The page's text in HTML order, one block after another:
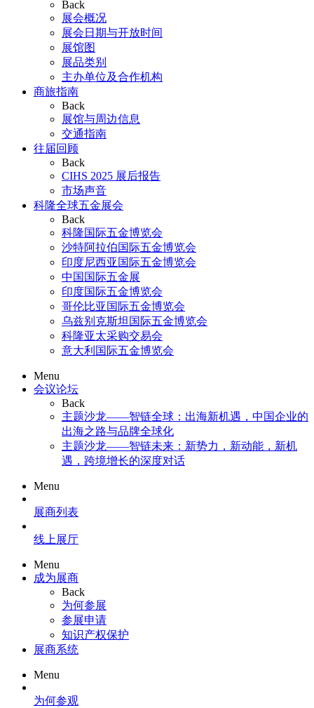
Back
展会概况
展会日期与开放时间
展馆图
展品类别
主办单位及合作机构
商旅指南
Back
展馆与周边信息
交通指南
往届回顾
Back
CIHS 2025 展后报告
市场声音
科隆全球五金展会
Back
科隆国际五金博览会
沙特阿拉伯国际五金博览会
印度尼西亚国际五金博览会
中国国际五金展
印度国际五金博览会
哥伦比亚国际五金博览会
乌兹别克斯坦国际五金博览会
科隆亚太采购交易会
意大利国际五金博览会
Menu
会议论坛
Back
主题沙龙——智链全球：出海新机遇，中国企业的
出海之路与品牌全球化
主题沙龙——智链未来：新势力，新动能，新机
遇，跨境增长的深度对话
Menu
展商列表
线上展厅
Menu
成为展商
Back
为何参展
参展申请
知识产权保护
展商系统
Menu
为何参观